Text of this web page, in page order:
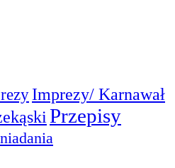
Imprezy/ Karnawał
Przepisy